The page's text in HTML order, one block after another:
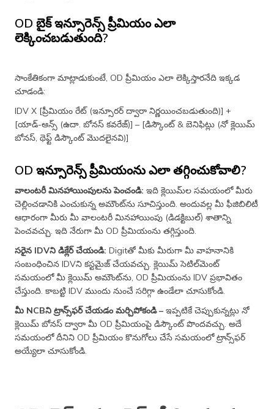
OD బైక్ ఇన్సూరెన్స్ ప్రీమియం ఎలా
లెక్కించబడుతుంది?
సాంకేతికంగా మాట్లాడుకుంటే, OD ప్రీమియం ఎలా లెక్కిస్తారనేది ఇక్కడ
చూడండి:
IDV X [ప్రీమియం రేట్ (ఇన్సూరర్ ద్వారా నిర్ణయించబడుతుంది)] +
[యాడ్-ఆన్స్ (ఉదా. బోనస్ కవరేజ్)] – [డిస్కౌంట్ & బెనిఫిట్లు (నో క్లెయిమ్​
బోనస్, థెఫ్ట్ డిస్కౌంట్ మొదలైనవి)]
OD ఇన్సూరెన్స్ ప్రీమియంను ఎలా తగ్గించుకోవాలి?
వాలంటరీ మినహాయింపులను పెంచండి: ఇది క్లెయిమ్​ల సమయంలో మీరు
చెల్లించడానికి ఎంచుకున్న అమౌంట్​ను సూచిస్తుంది. అందువల్ల మీ ఫీజిబిలిటీ
ఆధారంగా మీరు మీ వాలంటరీ మినహాయింపు (డిడక్టిబుల్​) శాతాన్ని
పెంచవచ్చు. ఇది నేరుగా మీ OD ప్రీమియంను తగ్గిస్తుంది.
సరైన IDVని డిక్లేర్ చేయండి: Digitతో మీకు మీరుగా మీ వాహనానికి
సంబంధించిన IDVని కస్టమైజ్ చేయవచ్చు. క్లెయిమ్​ సెటిల్​మెంట్
సమయంలో మీ క్లెయిమ్​ అమౌంట్​ను, OD ప్రీమియంను IDV ప్రభావితం
చేస్తుంది. కాబట్టి IDV ముందు నుంచే సరిగ్గా ఉండేలా చూసుకోండి.
మీ NCBని ట్రాన్స్​ఫర్ చేయడం మర్చిపోకండి – ఇప్పటికే చెప్పుకున్నట్లు నో
క్లెయిమ్​ బోనస్ ద్వారా మీ OD ప్రీమియంపై డిస్కౌంట్ పొందవచ్చు. అదే
సమయంలో దీనిని OD ప్రీమియం కొనుగోలు చేసే సమయంలో ట్రాన్స్​ఫర్
అయ్యేలా చూసుకోండి.